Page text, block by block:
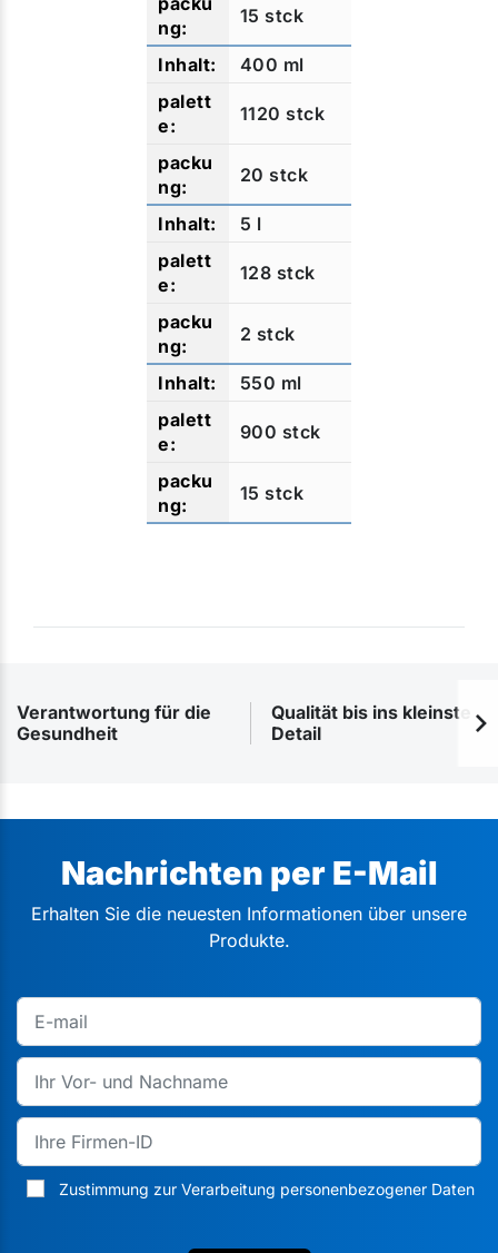
15 stck
400 ml
1120 stck
20 stck
5 l
128 stck
2 stck
550 ml
900 stck
15 stck
Verantwortung für die
Gesundheit
Qualität bis ins kleinste
Detail
Nachrichten per E-Mail
Erhalten Sie die neuesten Informationen über unsere
Produkte.
Zustimmung zur Verarbeitung personenbezogener Daten